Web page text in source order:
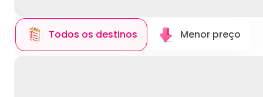
Todos os destinos Menor preço